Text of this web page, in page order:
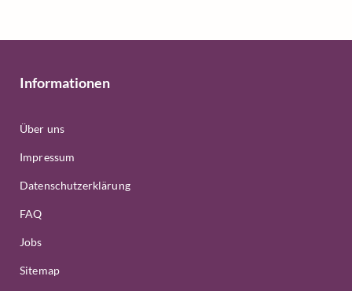
Informationen
Über uns
Impressum
Datenschutzerklärung
FAQ
Jobs
Sitemap